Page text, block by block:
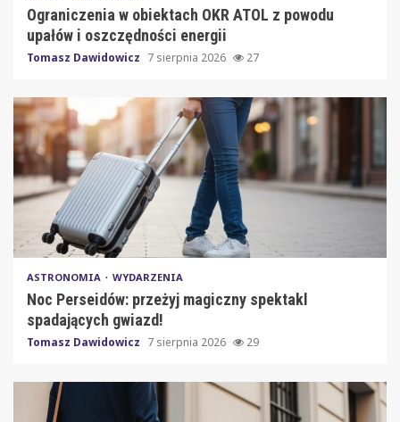
Ograniczenia w obiektach OKR ATOL z powodu
upałów i oszczędności energii
Tomasz Dawidowicz 7 sierpnia 2026 27
ASTRONOMIA WYDARZENIA
Noc Perseidów: przeżyj magiczny spektakl
spadających gwiazd!
Tomasz Dawidowicz 7 sierpnia 2026 29